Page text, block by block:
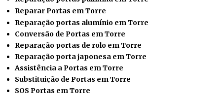
Reparar Portas em Torre
Reparação portas alumínio em Torre
Conversão de Portas em Torre
Reparação portas de rolo em Torre
Reparação porta japonesa em Torre
Assistência a Portas em Torre
Substituição de Portas em Torre
SOS Portas em Torre